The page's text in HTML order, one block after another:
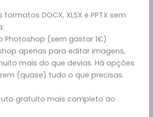
DOCX, XLSX e PPTX sem
Photoshop (sem gastar 1€)
apenas para editar imagens,
mais do que devias. Há opções
(quase) tudo o que precisas.
gratuito mais completo ao